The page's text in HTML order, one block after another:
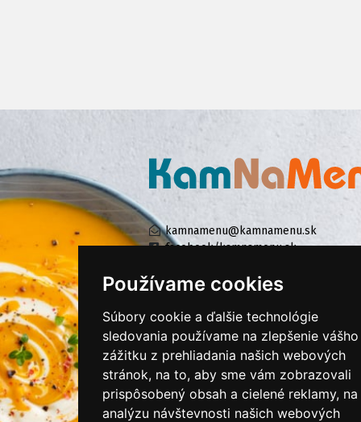
Používame cookies
Súbory cookie a ďalšie technológie
sledovania používame na zlepšenie vášho
zážitku z prehliadania našich webových
stránok, na to, aby sme vám zobrazovali
prispôsobený obsah a cielené reklamy, na
analýzu návštevnosti našich webových
kamnamenu@kamnamenu.sk
facebook/kamnamenu.sk
KONTAKTUJTE NÁS
PRIHLÁSIŤ SA DO ZÁKAZNÍCKEJ ZÓNY